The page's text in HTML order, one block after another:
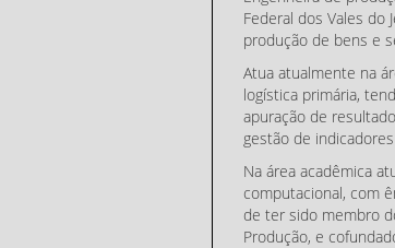
Federal dos Vales do
produção de bens e
Atua atualmente na
logística primária,
apuração de
gestão de
Na área acadêmica
computacional, com
de ter sido membro
Produção, e